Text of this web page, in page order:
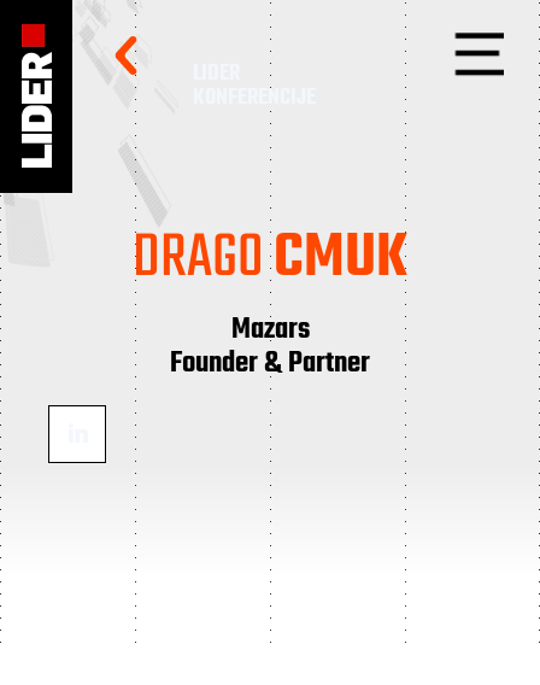
KONFERENCIJE
DRAGOCMUK
Mazars
Founder & Partner